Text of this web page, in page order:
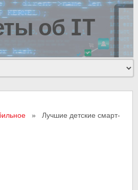
об IT
» Лучшие детские смарт-